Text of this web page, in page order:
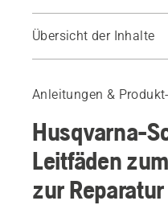
Übersicht der Inhalte
Anleitungen &
Husqvarna-
Leitfäden
zur Reparatur